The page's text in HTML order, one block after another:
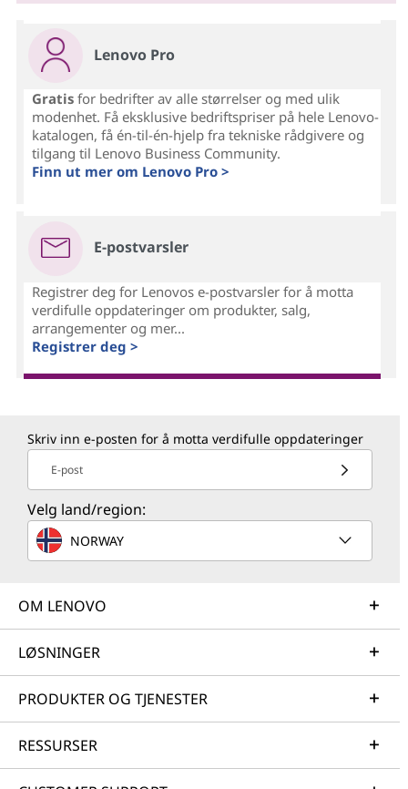
Lenovo Pro
Gratisfor bedrifter av alle størrelser og med ulik
modenhet. Få eksklusive bedriftspriser på hele Lenovo-
katalogen, få én-til-én-hjelp fra tekniske rådgivere og
tilgang til Lenovo Business Community.
Finn ut mer om Lenovo Pro >
E-postvarsler
Registrer deg for Lenovos e-postvarsler for å motta
verdifulle oppdateringer om produkter, salg,
arrangementer og mer...
Registrer deg >
Skriv inn e-posten for å motta verdifulle oppdateringer
E-post
Velg land/region:
NORWAY
OM LENOVO
LØSNINGER
PRODUKTER OG TJENESTER
RESSURSER